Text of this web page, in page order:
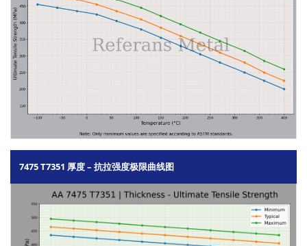
7475 T7351 厚度 – 抗拉强度极限曲线图